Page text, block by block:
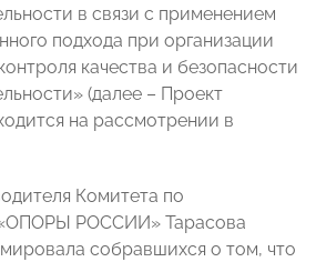
в связи с применением
подхода при организации
качества и безопасности
(далее – Проект
на рассмотрении в
Комитета по
РОССИИ» Тарасова
собравшихся о том, что